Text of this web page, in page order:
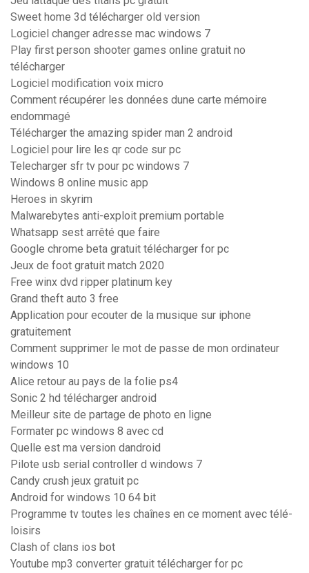
Sweet home 3d télécharger old version
Logiciel changer adresse mac windows 7
Play first person shooter games online gratuit no
télécharger
Logiciel modification voix micro
Comment récupérer les données dune carte mémoire
endommagé
Télécharger the amazing spider man 2 android
Logiciel pour lire les qr code sur pc
Telecharger sfr tv pour pc windows 7
Windows 8 online music app
Heroes in skyrim
Malwarebytes anti-exploit premium portable
Whatsapp sest arrêté que faire
Google chrome beta gratuit télécharger for pc
Jeux de foot gratuit match 2020
Free winx dvd ripper platinum key
Grand theft auto 3 free
Application pour ecouter de la musique sur iphone
gratuitement
Comment supprimer le mot de passe de mon ordinateur
windows 10
Alice retour au pays de la folie ps4
Sonic 2 hd télécharger android
Meilleur site de partage de photo en ligne
Formater pc windows 8 avec cd
Quelle est ma version dandroid
Pilote usb serial controller d windows 7
Candy crush jeux gratuit pc
Android for windows 10 64 bit
Programme tv toutes les chaînes en ce moment avec télé-
loisirs
Clash of clans ios bot
Youtube mp3 converter gratuit télécharger for pc